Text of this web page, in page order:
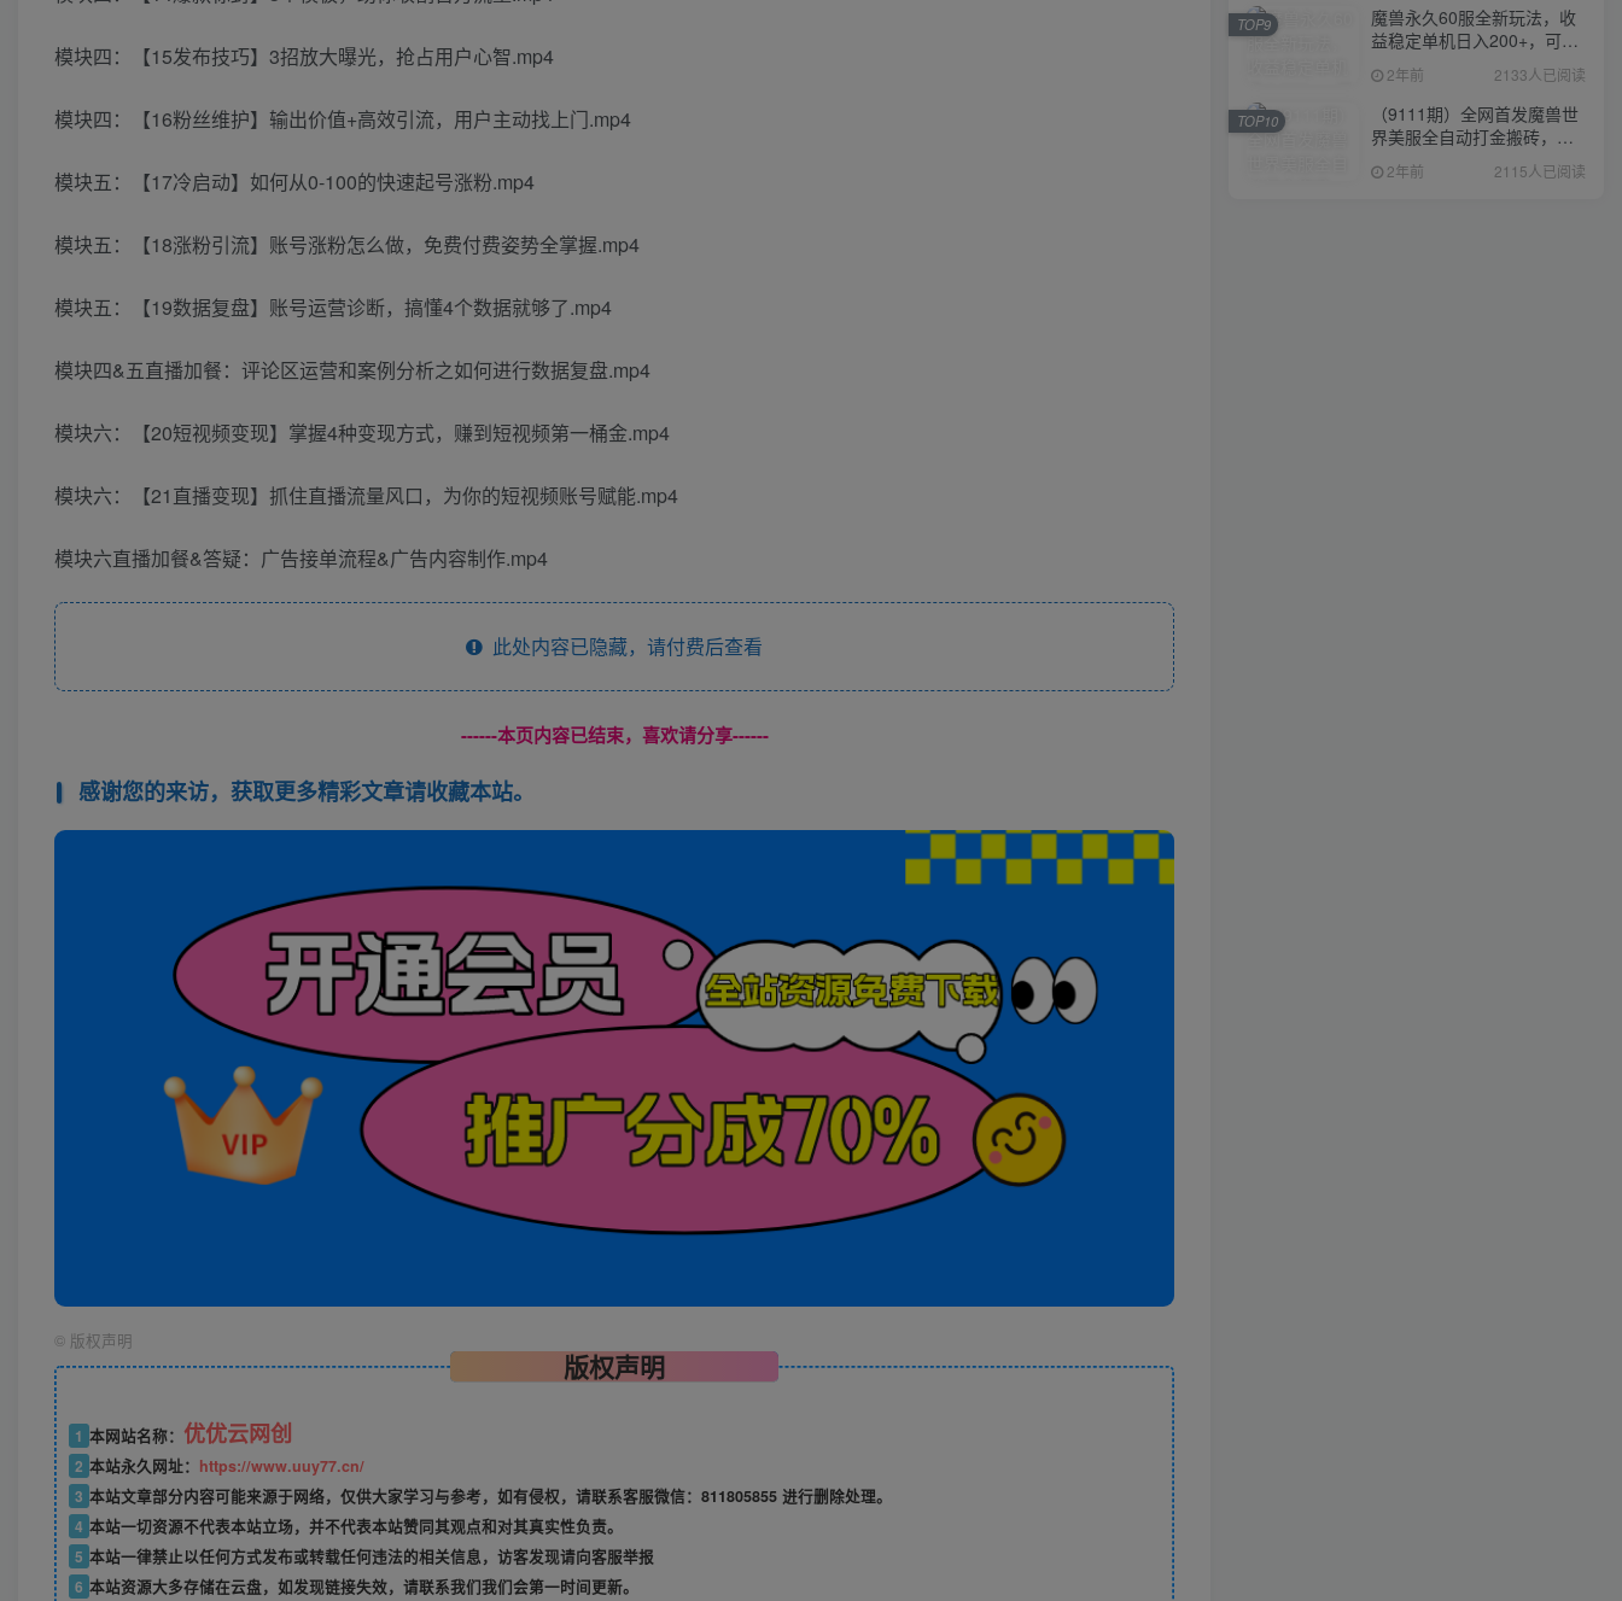
模块四：【15发布技巧】3招放大曝光，抢占用户心智.mp4
模块四：【16粉丝维护】输出价值+高效引流，用户主动找上门.mp4
模块五：【17冷启动】如何从0-100的快速起号涨粉.mp4
模块五：【18涨粉引流】账号涨粉怎么做，免费付费姿势全掌握.mp4
模块五：【19数据复盘】账号运营诊断，搞懂4个数据就够了.mp4
模块四&五直播加餐：评论区运营和案例分析之如何进行数据复盘.mp4
模块六：【20短视频变现】掌握4种变现方式，赚到短视频第一桶金.mp4
模块六：【21直播变现】抓住直播流量风口，为你的短视频账号赋能.mp4
模块六直播加餐&答疑：广告接单流程&广告内容制作.mp4
此处内容已隐藏，请付费后查看
------本页内容已结束，喜欢请分享------
感谢您的来访，获取更多精彩文章请收藏本站。
© 版权声明
版权声明
1 本网站名称： 优优云网创
2 本站永久网址： https://www.uuy77.cn/
3 本站文章部分内容可能来源于网络，仅供大家学习与参考，如有侵权，请联系客服微信：811805855 进行删除处理。
4 本站一切资源不代表本站立场，并不代表本站赞同其观点和对其真实性负责。
5 本站一律禁止以任何方式发布或转载任何违法的相关信息，访客发现请向客服举报
6 本站资源大多存储在云盘，如发现链接失效，请联系我们我们会第一时间更新。
魔兽永久60服全新玩法，收
益稳定单机日入200+，可以
多开矩阵操作。
2年前 2133人已阅读
TOP9
（9111期）全网首发魔兽世
界美服全自动打金搬砖，日
入1000+，简单好操作，保
姆级教学
2年前 2115人已阅读
TOP10